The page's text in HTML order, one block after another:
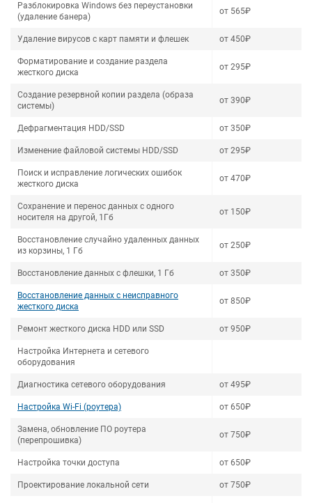
Разблокировка Windows без переустановки
(удаление банера)
от 565₽
Удаление вирусов с карт памяти и флешек от 450₽
Форматирование и создание раздела
жесткого диска
от 295₽
Создание резервной копии раздела (образа
системы)
от 390₽
Дефрагментация HDD/SSD от 350₽
Изменение файловой системы HDD/SSD от 295₽
Поиск и исправление логических ошибок
жесткого диска
от 470₽
Сохранение и перенос данных с одного
носителя на другой, 1Гб
от 150₽
Восстановление случайно удаленных данных
из корзины, 1 Гб
от 250₽
Восстановление данных с флешки, 1 Гб от 350₽
Восстановление данных с неисправного
жесткого диска
от 850₽
Ремонт жесткого диска HDD или SSD от 950₽
Настройка Интернета и сетевого
оборудования
Диагностика сетевого оборудования от 495₽
Настройка Wi-Fi (роутера) от 650₽
Замена, обновление ПО роутера
(перепрошивка)
от 750₽
Настройка точки доступа от 650₽
Проектирование локальной сети от 750₽